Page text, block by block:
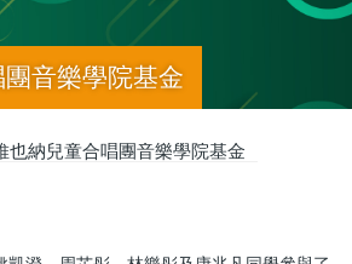
音樂學院基金
也納兒童合唱團音樂學院基金